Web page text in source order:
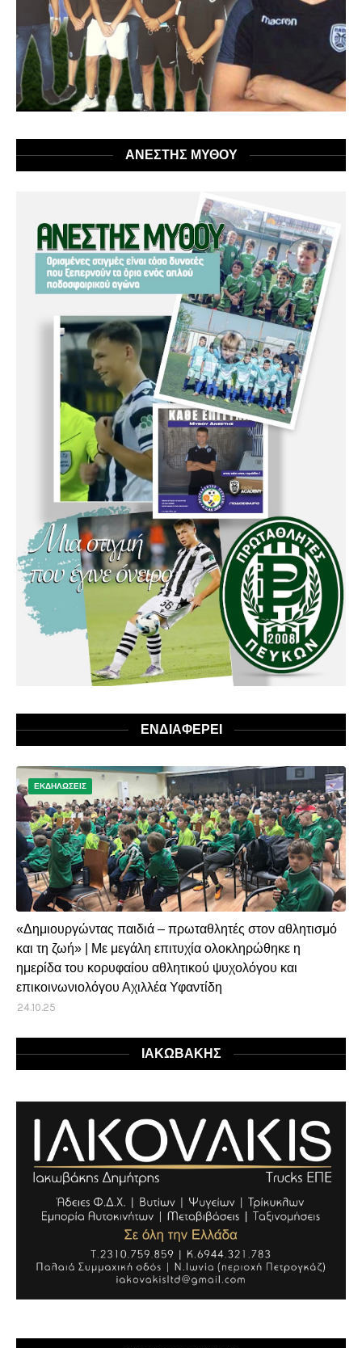
ΑΝΕΣΤΗΣ ΜΥΘΟΥ
ΕΝΔΙΑΦΕΡΕΙ
ΕΚΔΗΛΩΣΕΙΣ
«Δημιουργώντας παιδιά – πρωταθλητές στον αθλητισμό
και τη ζωή» | Με μεγάλη επιτυχία ολοκληρώθηκε η
ημερίδα του κορυφαίου αθλητικού ψυχολόγου και
επικοινωνιολόγου Αχιλλέα Υφαντίδη
24.10.25
ΙΑΚΩΒΑΚΗΣ